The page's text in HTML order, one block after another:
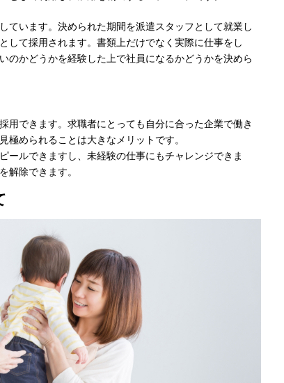
ています。決められた期間を派遣スタッフとして就業し
して採用されます。書類上だけでなく実際に仕事をし
のかどうかを経験した上で社員になるかどうかを決めら
用できます。求職者にとっても自分に合った企業で働き
極められることは大きなメリットです。
ールできますし、未経験の仕事にもチャレンジできま
解除できます。